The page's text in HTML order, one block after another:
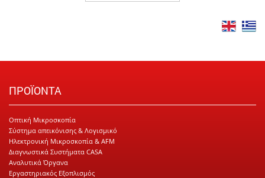
ΠΡΟΪΟΝΤΑ
Οπτική Μικροσκοπία
Σύστημα απεικόνισης & Λογισμικό
Ηλεκτρονική Μικροσκοπία & AFM
Διαγνωστικά Συστήματα CASA
Αναλυτικά Όργανα
Εργαστηριακός Εξοπλισμός